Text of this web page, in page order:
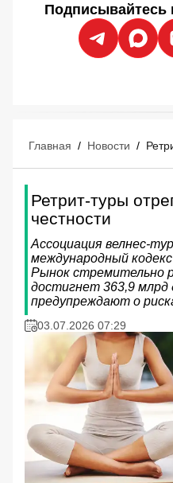
Подписывайтесь
Главная / Новости /
Ретрит-туры
честности
Ассоциация велнес-
международный
Рынок стремительно
достигнет 363,9 млрд
предупреждают о
03.07.2026 07:29